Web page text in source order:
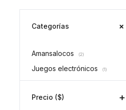
Categorías
Amansalocos (2)
Juegos electrónicos (1)
Precio ($)